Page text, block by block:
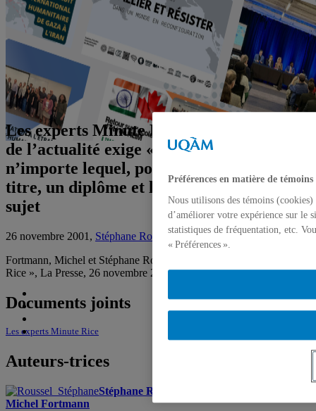
Les experts Minute Rice – La couverture
de l’actualité exige « un expert »,
n’importe lequel, pourvu qu’il ait un
titre, un diplôme et l’air de connaître son
sujet
26 novembre 2001, Stéphane Roussel,Michel Fortmann
Fortmann, Michel et Stéphane Roussel, « Les experts Minute
Rice », La Presse, 26 novembre 2001, p. B3.
Documents joints
Les experts Minute Rice
Auteurs-trices
Stéphane Roussel
Michel Fortmann
Préférences en matière de témoins
Nous utilisons des témoins
d’améliorer votre expérience sur le
statistiques de fréquentation, etc.
« Préférences ».